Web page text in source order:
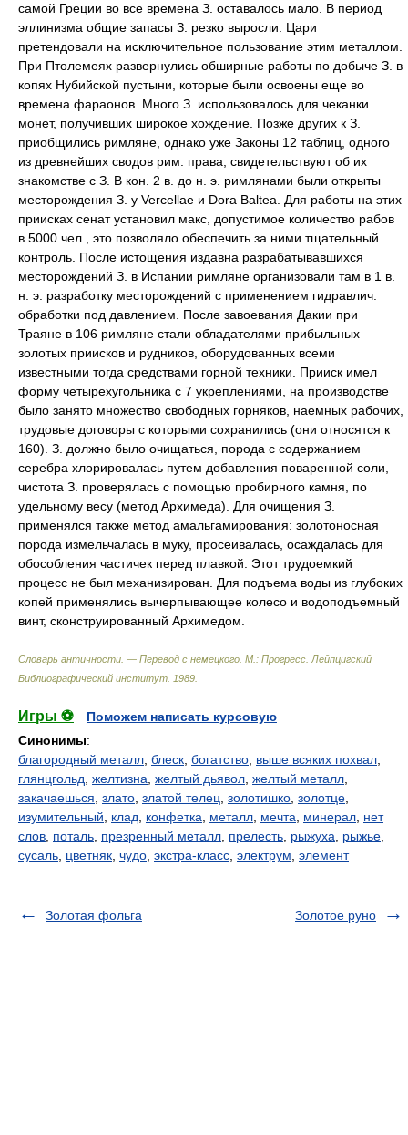
самой Греции во все времена З. оставалось мало. В период
эллинизма общие запасы З. резко выросли. Цари
претендовали на исключительное пользование этим металлом.
При Птолемеях развернулись обширные работы по добыче З. в
копях Нубийской пустыни, которые были освоены еще во
времена фараонов. Много З. использовалось для чеканки
монет, получивших широкое хождение. Позже других к З.
приобщились римляне, однако уже Законы 12 таблиц, одного
из древнейших сводов рим. права, свидетельствуют об их
знакомстве с З. В кон. 2 в. до н. э. римлянами были открыты
месторождения З. у Vercellae и Dora Baltea. Для работы на этих
приисках сенат установил макс, допустимое количество рабов
в 5000 чел., это позволяло обеспечить за ними тщательный
контроль. После истощения издавна разрабатывавшихся
месторождений З. в Испании римляне организовали там в 1 в.
н. э. разработку месторождений с применением гидравлич.
обработки под давлением. После завоевания Дакии при
Траяне в 106 римляне стали обладателями прибыльных
золотых приисков и рудников, оборудованных всеми
известными тогда средствами горной техники. Прииск имел
форму четырехугольника с 7 укреплениями, на производстве
было занято множество свободных горняков, наемных рабочих,
трудовые договоры с которыми сохранились (они относятся к
160). З. должно было очищаться, порода с содержанием
серебра хлорировалась путем добавления поваренной соли,
чистота З. проверялась с помощью пробирного камня, по
удельному весу (метод Архимеда). Для очищения З.
применялся также метод амальгамирования: золотоносная
порода измельчалась в муку, просеивалась, осаждалась для
обособления частичек перед плавкой. Этот трудоемкий
процесс не был механизирован. Для подъема воды из глубоких
копей применялись вычерпывающее колесо и водоподъемный
винт, сконструированный Архимедом.
Словарь античности. — Перевод с немецкого. М.: Прогресс Лейпцигский
Библиографический институт 1989
Игры ⚽
Поможем написать курсовую
Синонимы:
благородный металл блеск богатство выше всяких похвал
глянцгольд желтизна желтый дьявол желтый металл
закачаешься злато златой телец золотишко золотце
изумительный
клад конфетка металл мечта минерал нет
слов поталь презренный металл прелесть рыжуха рыжье
сусаль цветняк чудо экстра-класс электрум элемент
Золотая фольга Золотое руно